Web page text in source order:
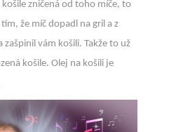
košile zničená od toho míče, to
že míč dopadl na gril a z
vám košili. Takže to už
košile. Olej na košili je